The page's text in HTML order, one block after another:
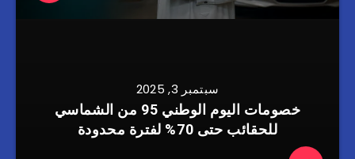
سبتمبر 3, 2025
خصومات اليوم الوطني 95 من الشماسي
للحقائب حتى 70% لفترة محدودة